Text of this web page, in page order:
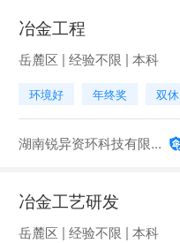
冶金工程
岳麓区 | 经验不限 | 本科
环境好 年终奖 双休
湖南锐异资环科技有限...
冶金工艺研发
岳麓区 | 经验不限 | 本科